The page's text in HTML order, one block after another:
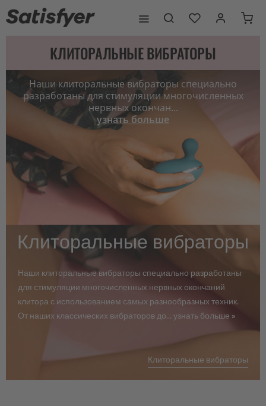
КЛИТОРАЛЬНЫЕ ВИБРАТОРЫ
Наши клиторальные вибраторы специально
разработаны для стимуляции многочисленных
нервных окончан...
узнать больше
Клиторальные вибраторы
Наши клиторальные вибраторы специально разработаны
для стимуляции многочисленных нервных окончаний
клитора с использованием самых разнообразных техник.
От наших классических вибраторов до... узнать больше »
Клиторальные вибраторы